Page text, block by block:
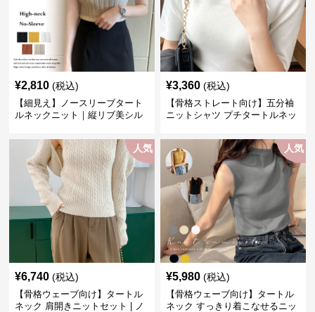
¥2,810 (税込)
【細見え】ノースリーブタート
ルネックニット｜縦リブ美シル
¥3,360 (税込)
【骨格ストレート向け】五分袖
ニットシャツ プチタートルネッ
人気
¥6,740 (税込)
【骨格ウェーブ向け】タートル
ネック 肩開きニットセット | ノ
人気
¥5,980 (税込)
【骨格ウェーブ向け】タートル
ネック すっきり着こなせるニッ